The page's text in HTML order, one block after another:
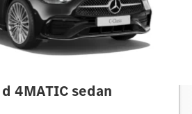
4MATIC sedan